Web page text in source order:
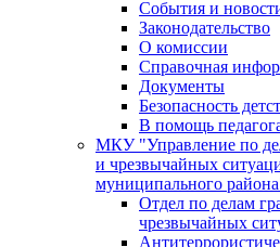
События и
Законодательство
О комиссии
Справочная
Документы
Безопасность
В помощь
МКУ "Управление по
и чрезвычайных
муниципального
Отдел по делам
чрезвычайных